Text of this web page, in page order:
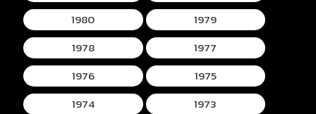
1980
1979
1978
1977
1976
1975
1974
1973